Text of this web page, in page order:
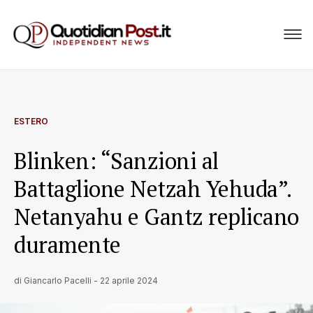
ESTERO
Blinken: “Sanzioni al
Battaglione Netzah Yehuda”.
Netanyahu e Gantz replicano
duramente
di Giancarlo Pacelli - 22 aprile 2024